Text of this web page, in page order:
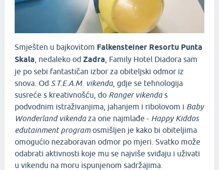
Smješten u bajkovitom Falkensteiner Resortu Punta
Skala , nedaleko od Zadra , Family Hotel Diadora sam
je po sebi fantastičan izbor za obiteljski odmor iz
snova. Od S.T.E.A.M. vikenda, gdje se tehnologija
susreće s kreativnošću, do Ranger vikendas
podvodnim istraživanjima, jahanjem i ribolovom i Baby
Wonderland vikendaza one najmlađe - Happy Kiddos
edutainment programosmišljen je kako bi obiteljima
omogućio nezaboravan odmor po mjeri. Svatko može
odabrati aktivnosti koje mu se najviše sviđaju i uživati
u vikendu na moru ispunjenom sadržajima.